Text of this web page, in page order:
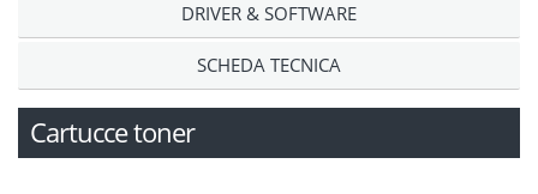
DRIVER & SOFTWARE
SCHEDA TECNICA
Cartucce toner